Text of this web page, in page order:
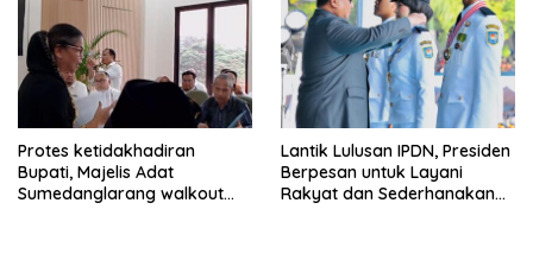
Protes ketidakhadiran
Bupati, Majelis Adat
Sumedanglarang walkout
Lantik Lulusan IPDN, Presiden
Berpesan untuk Layani
Rakyat dan Sederhanakan